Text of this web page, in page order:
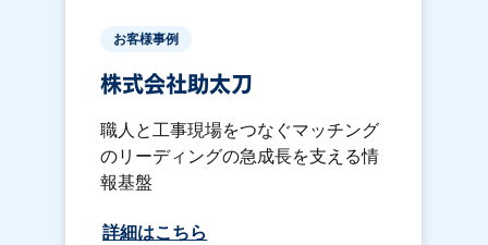
お客様事例
株式会社助太刀
職人と工事現場をつなぐマッチング
のリーディングの急成長を支える情
報基盤
詳細はこちら